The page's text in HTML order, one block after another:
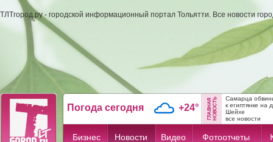
ТЛТгород.ру - городской информационный портал Тольятти. Все новости
Погода сегодня +24°
Самарца
к египтянке на
Шейхе
все новости
Бизнес Новости Видео Фотоотчеты